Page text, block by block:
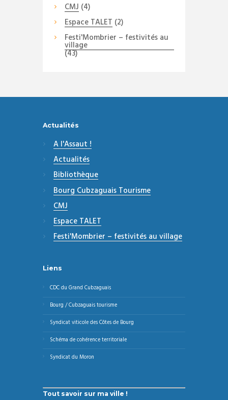
CMJ (4)
Espace TALET (2)
Festi'Mombrier – festivités au
village
(43)
Actualités
A l'Assaut !
Actualités
Bibliothèque
Bourg Cubzaguais Tourisme
CMJ
Espace TALET
Festi'Mombrier – festivités au village
Liens
CDC du Grand Cubzaguais
Bourg / Cubzaguais tourisme
Syndicat viticole des Côtes de Bourg
Schéma de cohérence territoriale
Syndicat du Moron
Tout savoir sur ma ville !